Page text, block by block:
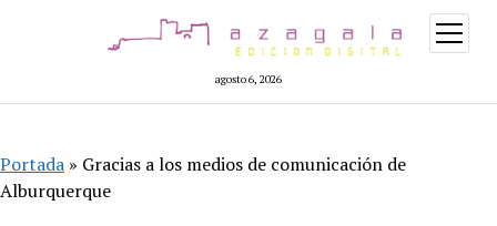
agosto 6, 2026
abrir
menú
Portada » Gracias a los medios de comunicación de
Alburquerque